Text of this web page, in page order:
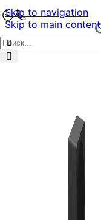
Skip to navigation
Skip to main content